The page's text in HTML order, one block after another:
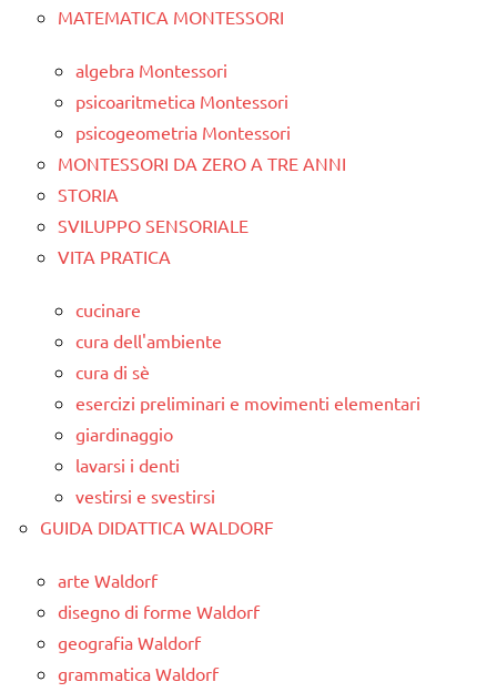
MATEMATICA MONTESSORI
algebra Montessori
psicoaritmetica Montessori
psicogeometria Montessori
MONTESSORI DA ZERO A TRE ANNI
STORIA
SVILUPPO SENSORIALE
VITA PRATICA
cucinare
cura dell'ambiente
cura di sè
esercizi preliminari e movimenti elementari
giardinaggio
lavarsi i denti
vestirsi e svestirsi
GUIDA DIDATTICA WALDORF
arte Waldorf
disegno di forme Waldorf
geografia Waldorf
grammatica Waldorf